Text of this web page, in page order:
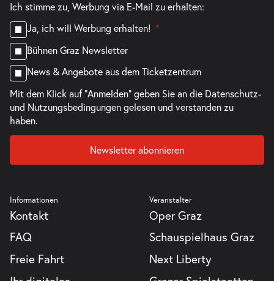
Ich stimme zu, Werbung via E-Mail zu erhalten:
Ja, ich will Werbung erhalten!
Bühnen Graz Newsletter
News & Angebote aus dem Ticketzentrum
Mit dem Klick auf "Anmelden" geben Sie an die Datenschutz-
und Nutzungsbedingungengelesen und verstanden zu
haben.
Newsletter abonnieren
Informationen
Kontakt
FAQ
Freie Fahrt
Veranstalter
Oper Graz
Schauspielhaus Graz
Next Liberty